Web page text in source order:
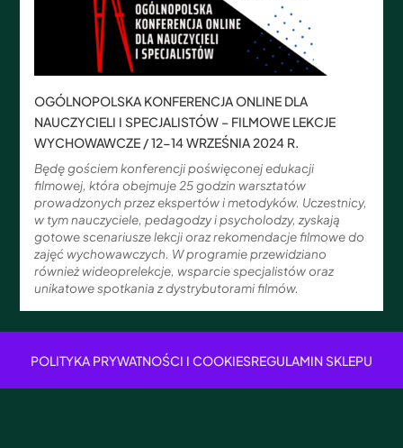
OGÓLNOPOLSKA KONFERENCJA ONLINE DLA
NAUCZYCIELI I SPECJALISTÓW – FILMOWE LEKCJE
WYCHOWAWCZE / 12-14 WRZEŚNIA 2024 R.
Będę gościem konferencji poświęconej edukacji
filmowej, która obejmuje 25 godzin warsztatów
prowadzonych przez ekspertów i metodyków. Uczestnicy,
w tym nauczyciele, pedagodzy i psycholodzy, zyskają
gotowe scenariusze lekcji oraz rekomendacje filmowe do
zajęć wychowawczych. W programie przewidziano
również wideoprelekcje, wsparcie specjalistów oraz
unikatowe spotkania z dystrybutorami filmów.
POLITYKA PRYWATNOŚCI I COOKIESREGULAMIN SKLEPU